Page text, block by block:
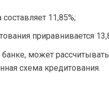
11,85%;
приравнивается
может
схема кредитования.